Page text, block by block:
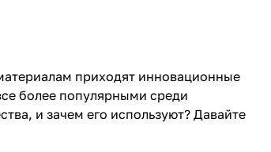
приходят инновационные
более популярными среди
и зачем его используют? Давайте